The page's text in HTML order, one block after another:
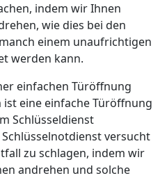
indem wir Ihnen
wie dies bei den
einem unaufrichtigen
werden kann.
einfachen Türöffnung
eine einfache Türöffnung
Schlüsseldienst
versucht
zu schlagen, indem wir
andrehen und solche